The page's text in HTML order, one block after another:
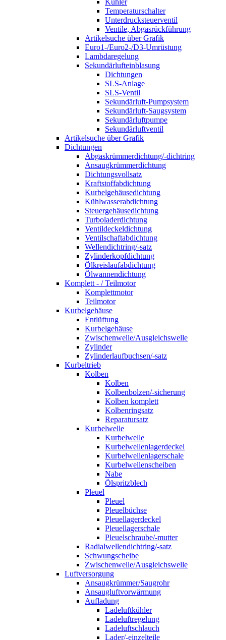
Kühler
Temperaturschalter
Unterdrucksteuerventil
Ventile, Abgasrückführung
Artikelsuche über Grafik
Euro1-/Euro2-/D3-Umrüstung
Lambdaregelung
Sekundärlufteinblasung
Dichtungen
SLS-Anlage
SLS-Ventil
Sekundärluft-Pumpsystem
Sekundärluft-Saugsystem
Sekundärluftpumpe
Sekundärluftventil
Artikelsuche über Grafik
Dichtungen
Abgaskrümmerdichtung/-dichtring
Ansaugkrümmerdichtung
Dichtungsvollsatz
Kraftstoffabdichtung
Kurbelgehäusedichtung
Kühlwasserabdichtung
Steuergehäusedichtung
Turboladerdichtung
Ventildeckeldichtung
Ventilschaftabdichtung
Wellendichtring/-satz
Zylinderkopfdichtung
Ölkreislaufabdichtung
Ölwannendichtung
Komplett - / Teilmotor
Komplettmotor
Teilmotor
Kurbelgehäuse
Entlüftung
Kurbelgehäuse
Zwischenwelle/Ausgleichswelle
Zylinder
Zylinderlaufbuchsen/-satz
Kurbeltrieb
Kolben
Kolben
Kolbenbolzen/-sicherung
Kolben komplett
Kolbenringsatz
Reparatursatz
Kurbelwelle
Kurbelwelle
Kurbelwellenlagerdeckel
Kurbelwellenlagerschale
Kurbelwellenscheiben
Nabe
Ölspritzblech
Pleuel
Pleuel
Pleuelbüchse
Pleuellagerdeckel
Pleuellagerschale
Pleuelschraube/-mutter
Radialwellendichtring/-satz
Schwungscheibe
Zwischenwelle/Ausgleichswelle
Luftversorgung
Ansaugkrümmer/Saugrohr
Ansaugluftvorwärmung
Aufladung
Ladeluftkühler
Ladeluftregelung
Ladeluftschlauch
Lader/-einzelteile